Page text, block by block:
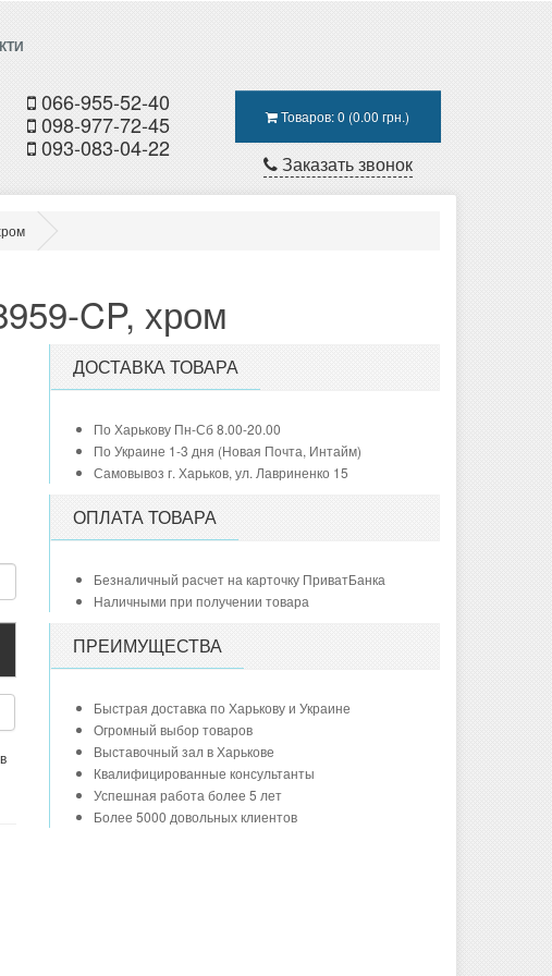
066-955-52-40
098-977-72-45
093-083-04-22
Товаров: 0 (0.00 грн.)
Заказать звонок
CP, хром
ДОСТАВКА ТОВАРА
По Харькову Пн-Сб 8.00-20.00
По Украине 1-3 дня (Новая Почта, Интайм)
Самовывоз г. Харьков, ул. Лавриненко 15
ОПЛАТА ТОВАРА
Безналичный расчет на карточку ПриватБанка
Наличными при получении товара
ПРЕИМУЩЕСТВА
Быстрая доставка по Харькову и Украине
Огромный выбор товаров
Выставочный зал в Харькове
Квалифицированные консультанты
Успешная работа более 5 лет
Более 5000 довольных клиентов